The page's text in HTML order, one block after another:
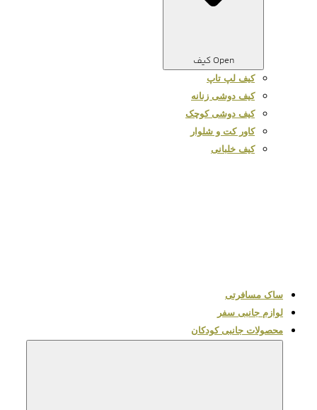
Open کیف
کیف لپ تاپ
کیف دوشی زنانه
کیف دوشی کوچک
کاور کت و شلوار
کیف خلبانی
ساک مسافرتی
لوازم جانبی سفر
محصولات جانبی کودکان